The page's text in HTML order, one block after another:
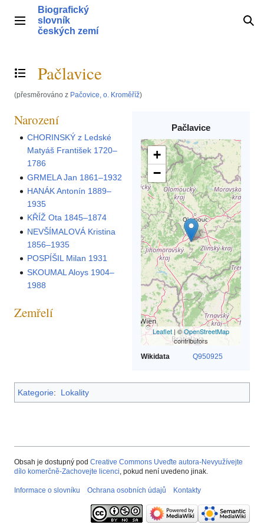
obsahHlavní menu
Biografický
slovník
českých zemí
Přepnout obsah
Pačlavice
(přesměrováno z Pačovice, o. Kroměříž)
Pačlavice
+
−
Leaflet | ©OpenStreetMap
contributors
Wikidata Q950925
Narození
CHORINSKÝ z Ledské
Matyáš František 1720–
1786
GRMELA Jan 1861–1932
HANÁK Antonín 1889–
1935
KŘÍŽ Ota 1845–1874
NEVŠÍMALOVÁ Kristina
1856–1935
POSPÍŠIL Milan 1931
SKOUMAL Aloys 1904–
1988
Zemřelí
Kategorie: Lokality
Obsah je dostupný pod Creative Commons Uveďte autora-Nevyužívejte
dílo komerčně-Zachovejte licenci, pokud není uvedeno jinak.
Informace o slovníku Ochrana osobních údajů Kontakty